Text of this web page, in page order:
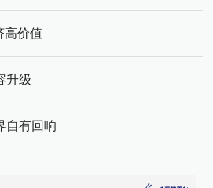
高价值
升级
自有回响